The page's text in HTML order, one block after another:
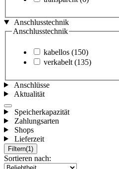
Anschlusstechnik
Anschlusstechnik
kabellos (150)
verkabelt (135)
Anschlüsse
Aktualität
Speicherkapazität
Zahlungsarten
Shops
Lieferzeit
Filtern(1)
Sortieren nach: